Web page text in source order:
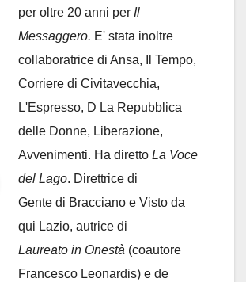
per oltre 20 anni per Il
Messaggero. E' stata inoltre
collaboratrice di Ansa, Il Tempo,
Corriere di Civitavecchia,
L'Espresso, D La Repubblica
delle Donne, Liberazione,
Avvenimenti. Ha diretto La Voce
del Lago. Direttrice di
Gente di Bracciano e Visto da
qui Lazio, autrice di
Laureato in Onestà (coautore
Francesco Leonardis) e de